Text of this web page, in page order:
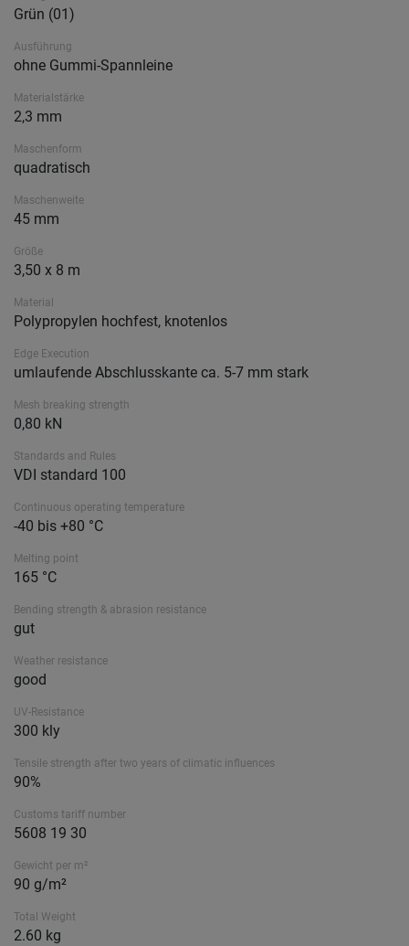
Grün (01)
Ausführung
ohne Gummi-Spannleine
Materialstärke
2,3 mm
Maschenform
quadratisch
Maschenweite
45 mm
Größe
3,50 x 8 m
Material
Polypropylen hochfest, knotenlos
Edge Execution
umlaufende Abschlusskante ca. 5-7 mm stark
Mesh breaking strength
0,80 kN
Standards and Rules
VDI standard 100
Continuous operating temperature
-40 bis +80 °C
Melting point
165 °C
Bending strength & abrasion resistance
gut
Weather resistance
good
UV-Resistance
300 kly
Tensile strength after two years of climatic influences
90%
Customs tariff number
5608 19 30
Gewicht per m²
90 g/m²
Total Weight
2.60 kg